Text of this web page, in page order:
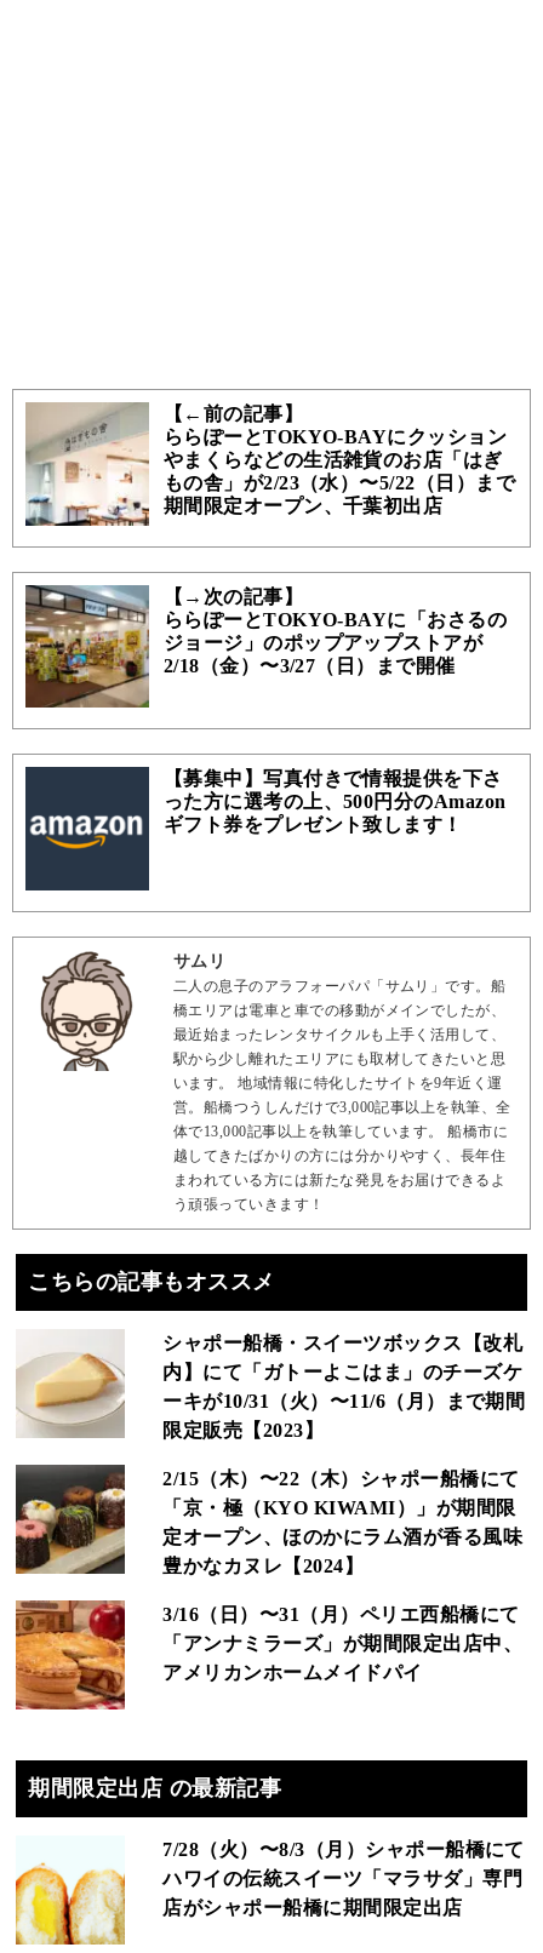
【←前の記事】
ららぽーとTOKYO-BAYにクッション
やまくらなどの生活雑貨のお店「はぎ
もの舎」が2/23（水）〜5/22（日）まで
期間限定オープン、千葉初出店
【→次の記事】
ららぽーとTOKYO-BAYに「おさるの
ジョージ」のポップアップストアが
2/18（金）〜3/27（日）まで開催
【募集中】写真付きで情報提供を下さ
った方に選考の上、500円分のAmazon
ギフト券をプレゼント致します！
サムリ
二人の息子のアラフォーパパ「サムリ」です。船
橋エリアは電車と車での移動がメインでしたが、
最近始まったレンタサイクルも上手く活用して、
駅から少し離れたエリアにも取材してきたいと思
います。 地域情報に特化したサイトを9年近く運
営。船橋つうしんだけで3,000記事以上を執筆、全
体で13,000記事以上を執筆しています。 船橋市に
越してきたばかりの方には分かりやすく、長年住
まわれている方には新たな発見をお届けできるよ
う頑張っていきます！
こちらの記事もオススメ
シャポー船橋・スイーツボックス【改札
内】にて「ガトーよこはま」のチーズケ
ーキが10/31（火）〜11/6（月）まで期間
限定販売【2023】
2/15（木）〜22（木）シャポー船橋にて
「京・極（KYO KIWAMI）」が期間限
定オープン、ほのかにラム酒が香る風味
豊かなカヌレ【2024】
3/16（日）〜31（月）ペリエ西船橋にて
「アンナミラーズ」が期間限定出店中、
アメリカンホームメイドパイ
期間限定出店 の最新記事
7/28（火）〜8/3（月）シャポー船橋にて
ハワイの伝統スイーツ「マラサダ」専門
店がシャポー船橋に期間限定出店